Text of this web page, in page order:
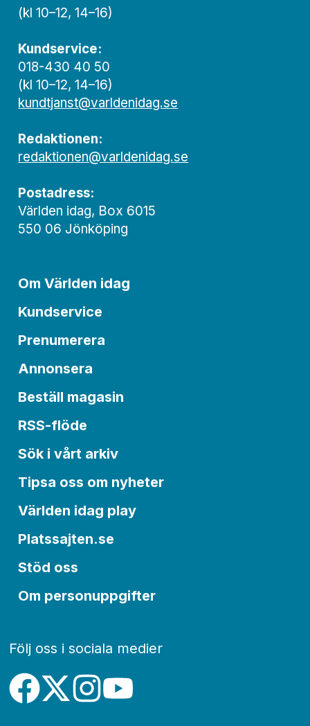
(kl 10–12, 14–16)
Kundservice:
018-430 40 50
(kl 10–12, 14–16)
kundtjanst@varldenidag.se
Redaktionen:
redaktionen@varldenidag.se
Postadress:
Världen idag, Box 6015
550 06 Jönköping
Om Världen idag
Kundservice
Prenumerera
Annonsera
Beställ magasin
RSS-flöde
Sök i vårt arkiv
Tipsa oss om nyheter
Världen idag play
Platssajten.se
Stöd oss
Om personuppgifter
Följ oss i sociala medier